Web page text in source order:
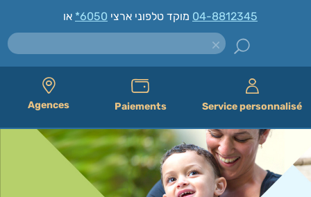
מוקד טלפוני ארצי *6050 04-8812345
Agences Paiements Service personnalisé